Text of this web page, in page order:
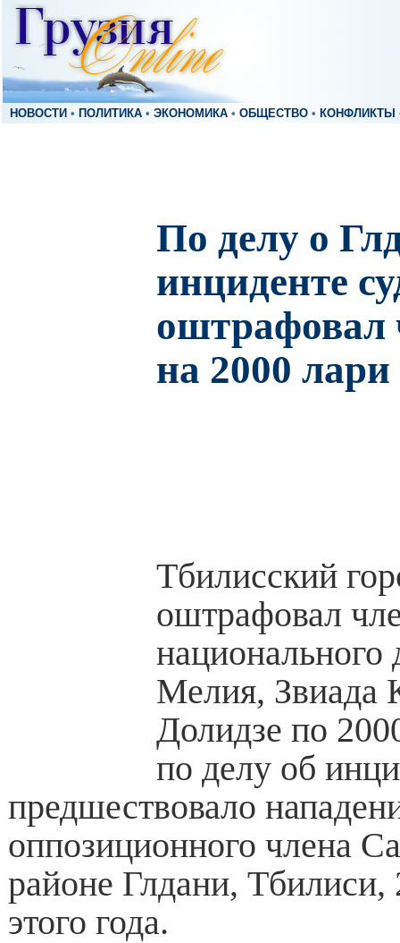
НОВОСТИ • ПОЛИТИКА • ЭКОНОМИКА • ОБЩЕСТВО • КОНФЛИКТЫ
По делу о
инциденте
на 2000
Тбилисский
оштрафовал
Мелия, Звиада
Долидзе по
по делу об
предшествовало
оппозиционного члена
районе Глдани, Тбилиси,
этого года.